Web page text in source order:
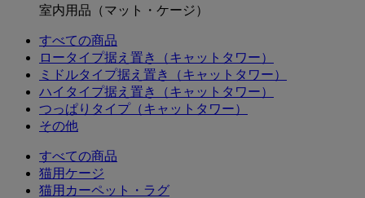
室内用品（マット・ケージ）
すべての商品
ロータイプ据え置き（キャットタワー）
ミドルタイプ据え置き（キャットタワー）
ハイタイプ据え置き（キャットタワー）
つっぱりタイプ（キャットタワー）
その他
すべての商品
猫用ケージ
猫用カーペット・ラグ